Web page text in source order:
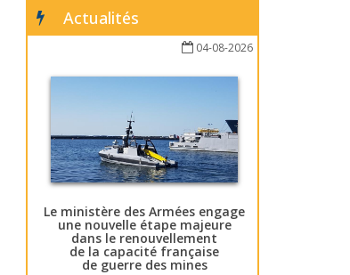
Actualités
04-08-2026
Le ministère des Armées engage
une nouvelle étape majeure
dans le renouvellement
de la capacité française
de guerre des mines